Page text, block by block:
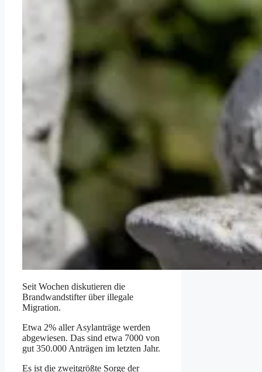
Seit Wochen diskutieren die
Brandwandstifter über illegale
Migration.
Etwa 2% aller Asylanträge werden
abgewiesen. Das sind etwa 7000 von
gut 350.000 Anträgen im letzten Jahr.
Es ist die zweitgrößte Sorge der